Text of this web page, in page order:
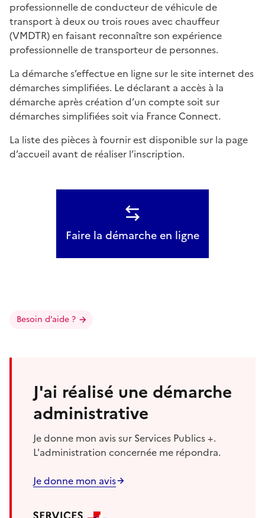
professionnelle de conducteur de véhicule de
transport à deux ou trois roues avec chauffeur
(VMDTR) en faisant reconnaître son expérience
professionnelle de transporteur de personnes.
La démarche s’effectue en ligne sur le site internet des
démarches simplifiées. Le déclarant a accès à la
démarche après création d’un compte soit sur
démarches simplifiées soit via France Connect.
La liste des pièces à fournir est disponible sur la page
d’accueil avant de réaliser l’inscription.
Faire la démarche en ligne
Besoin d’aide ?
J'ai réalisé une démarche
administrative
Je donne mon avis sur Services Publics +.
L'administration concernée me répondra.
Je donne mon avis